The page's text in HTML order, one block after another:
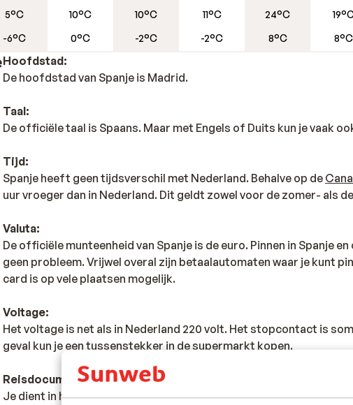
5°C
-6°C
10°C
0°C
10°C
-2°C
11°C
-2°C
24°C
8°C
8°C
Hoofdstad:
De hoofdstad van Spanje is Madrid.
Taal:
De officiële taal is Spaans. Maar met Engels of Duits kun je vaak
Tijd:
Spanje heeft geen tijdsverschil met Nederland. Behalve op de
uur vroeger dan in Nederland. Dit geldt zowel voor de zomer- als
Valuta:
De officiële munteenheid van Spanje is de euro. Pinnen in Spanje
geen probleem. Vrijwel overal zijn betaalautomaten waar je kunt
card is op vele plaatsen mogelijk.
Voltage:
Het voltage is net als in Nederland 220 volt. Het stopcontact is
geval kun je een tussenstekker in de supermarkt kopen.
Reisdocumenten:
Je dient in het bezit te zijn van een geldig paspoort of een geldig